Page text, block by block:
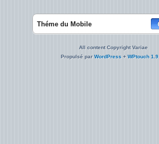
Théme du Mobile
All content Copyright Variae
Propulsé parWordPress + WPtouch